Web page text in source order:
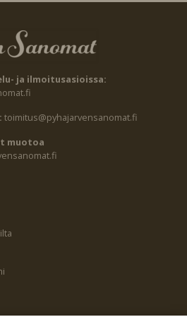
ja ilmoitusasioissa:
toimitus@pyhajarvensanomat.fi
muotoa